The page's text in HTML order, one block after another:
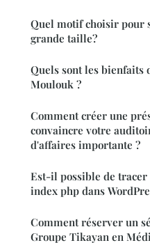
Quel motif choisir pour
grande taille?
Quels sont les bienfaits
Moulouk ?
Comment créer une
convaincre votre
d'affaires importante ?
Est-il possible de
index php dans
Comment réserver un
Groupe Tikayan en